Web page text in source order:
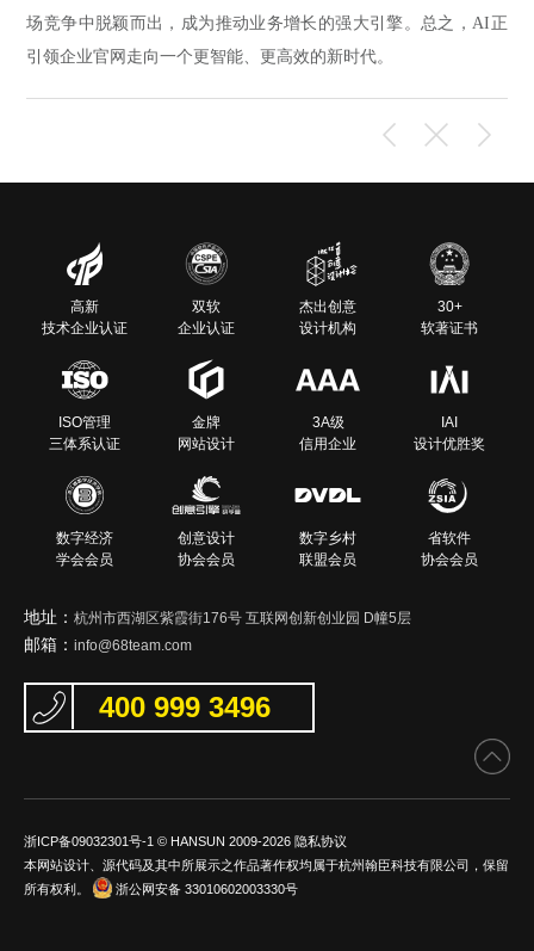
场竞争中脱颖而出，成为推动业务增长的强大引擎。总之，AI正
引领企业官网走向一个更智能、更高效的新时代。
高新
技术企业认证
双软
企业认证
杰出创意
设计机构
30+
软著证书
ISO管理
三体系认证
金牌
网站设计
3A级
信用企业
IAI
设计优胜奖
数字经济
学会会员
创意设计
协会会员
数字乡村
联盟会员
省软件
协会会员
地址： 杭州市西湖区紫霞街176号 互联网创新创业园 D幢5层
邮箱： info@68team.com
400 999 3496
浙ICP备09032301号-1 © HANSUN 2009-2026 隐私协议
本网站设计、源代码及其中所展示之作品著作权均属于杭州翰臣科技有限公司，保留
所有权利。
浙公网安备 33010602003330号